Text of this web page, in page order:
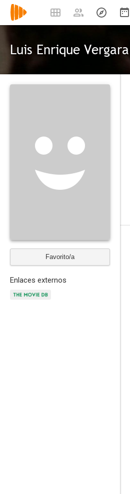
Luis Enrique Vergara
Favorito/a
Enlaces externos